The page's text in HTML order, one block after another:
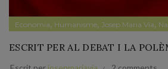
Economia, Humanisme, Josep Maria Via,
ESCRIT PER AL DEBAT I LA